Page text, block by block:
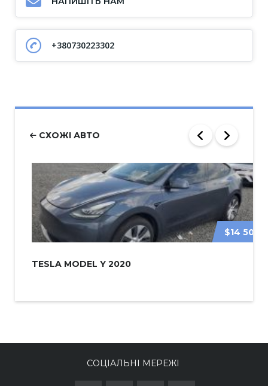
+380730223302
СХОЖІ АВТО
$14 500
TESLA MODEL Y 2020
СОЦІАЛЬНІ МЕРЕЖІ